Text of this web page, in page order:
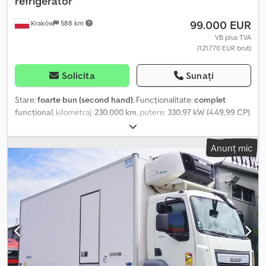
cu semiremorcă frigorifică. Mașină cumpărată și verificată la
showroom DAF. Utilizată de 1 proprietar pentru produse noi. 100%
Kraków 588 km 99.000 EUR
VB plus TVA
(121.770 EUR brut)
Solicita Sunați
Stare:foarte bun (second hand), Funcționalitate:complet
funcțional, kilometraj:230.000 km, putere: 330,97 kW (449,99 CP),
, greutate totală:
ax:6x2, culoare:alb, cabină șofer:cabina de dormit, tip de
angrenaj:automat, clasă de emisii:
, lungimea spațiului de
încărcare:8.150 mm , lățimea spațiului de încărcare:2.500 mm,
înălțime spațiu de încărcare:
2.690 mm, An de fabricație:2023,
AdBlue, Tahograf, aer condiționat, blocare diferențial,
computer de bord, pilot automat de viteză, unitate de răcire,
DAF XF 450 6×2 / Frigorific KRONE 20 EPAL / Carrier Supra 1250 /
axă direcțională / 2023 An 2022/2023 Kilometraj 230.000 km. Date
tehnice Greutate brută: 26.000 kg Capacitate cilindrică motor:
10.837 cc Putere: 450 CP Euro 6 AdBlue Blocare diferențial Al
treilea ax direcțional Caroserie frigorifică KRONE Dimensiuni
Anunț mic